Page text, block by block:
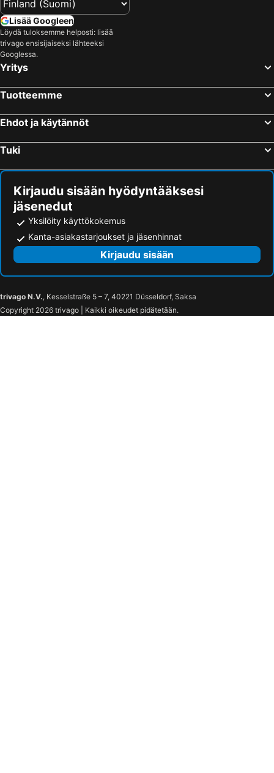
Lisää Googleen
Löydä tuloksemme helposti: lisää
trivago ensisijaiseksi lähteeksi
Googlessa.
Yritys
Tuotteemme
Ehdot ja käytännöt
Tuki
Kirjaudu sisään hyödyntääksesi
jäsenedut
Yksilöity käyttökokemus
Kanta-asiakastarjoukset ja jäsenhinnat
Kirjaudu sisään
trivago N.V., Kesselstraße 5 – 7, 40221 Düsseldorf, Saksa
Copyright 2026 trivago | Kaikki oikeudet pidätetään.